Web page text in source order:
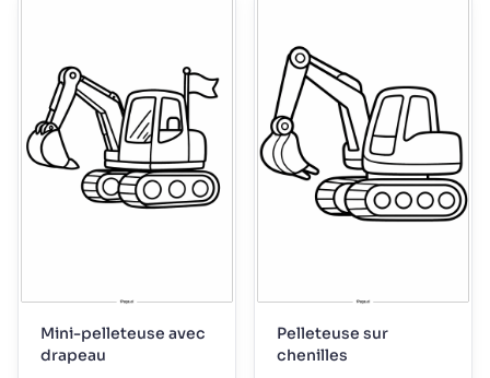
Mini-pelleteuse avec
drapeau
Pelleteuse sur
chenilles